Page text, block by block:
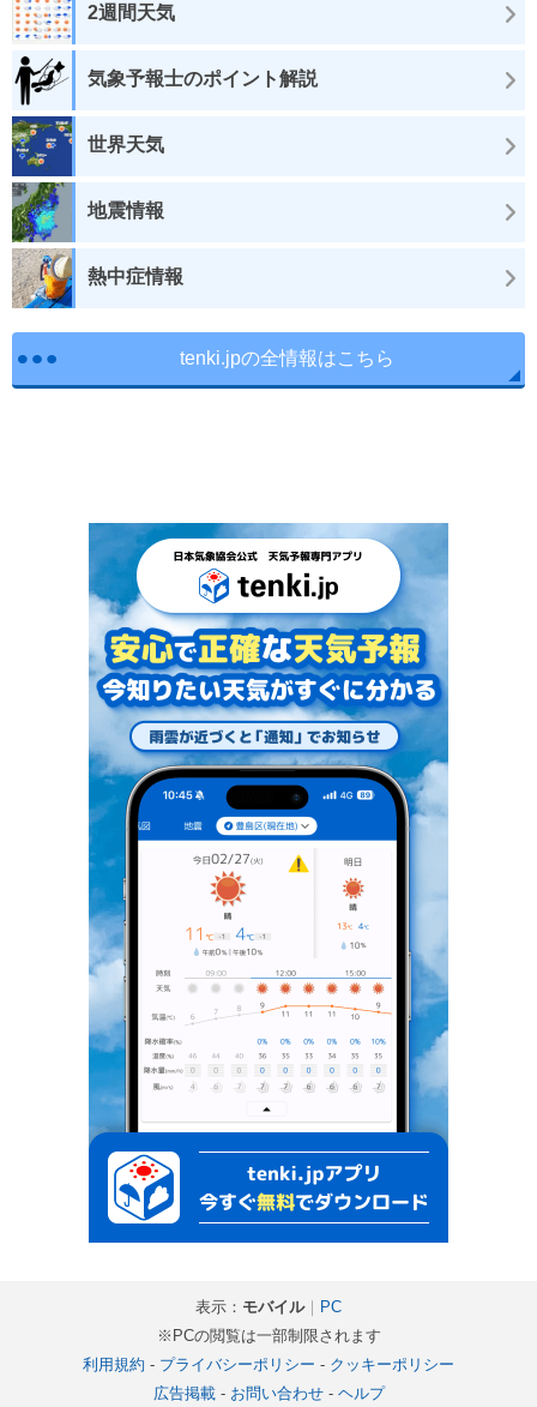
2週間天気
気象予報士のポイント解説
世界天気
地震情報
熱中症情報
tenki.jpの全情報はこちら
表示： モバイル｜ PC
※PCの閲覧は一部制限されます
利用規約 - プライバシーポリシー - クッキーポリシー
広告掲載- お問い合わせ- ヘルプ